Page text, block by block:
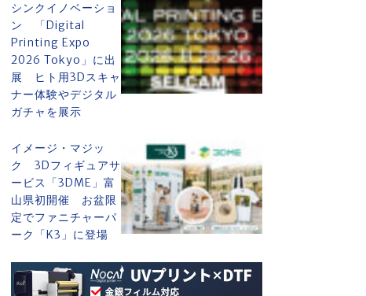
シンクイノベーショ
ン 「Digital
Printing Expo
2026 Tokyo」に出
展 ヒト用3Dスキャ
ナー体験やデジタル
ガチャを展示
イメージ・マジッ
ク 3Dフィギュアサ
ービス「3DME」富
山県初開催 お盆限
定でファニチャーパ
ーク「K3」に登場